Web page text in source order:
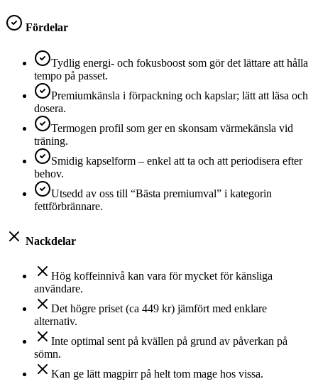
Fördelar
Tydlig energi- och fokusboost som gör det lättare att hålla
tempo på passet.
Premiumkänsla i förpackning och kapslar; lätt att läsa och
dosera.
Termogen profil som ger en skonsam värmekänsla vid
träning.
Smidig kapselform – enkel att ta och att periodisera efter
behov.
Utsedd av oss till “Bästa premiumval” i kategorin
fettförbrännare.
Nackdelar
Hög koffeinnivå kan vara för mycket för känsliga
användare.
Det högre priset (ca 449 kr) jämfört med enklare
alternativ.
Inte optimal sent på kvällen på grund av påverkan på
sömn.
Kan ge lätt magpirr på helt tom mage hos vissa.